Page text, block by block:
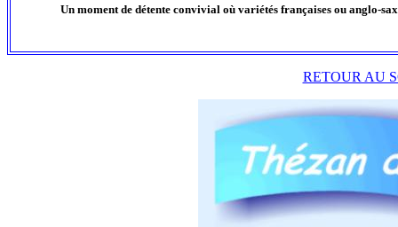
Un moment de détente convivial où variétés françaises ou anglo-
RETOUR AU